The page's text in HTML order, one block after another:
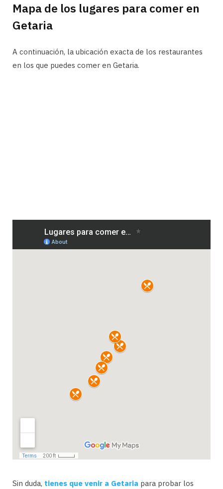
Mapa de los lugares para comer en
Getaria
A continuación, la ubicación exacta de los restaurantes
en los que puedes comer en Getaria.
Sin duda, tienes que venir a Getaria para probar los